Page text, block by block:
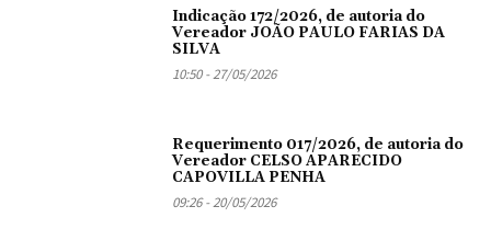
Indicação 172/2026, de autoria do
Vereador JOÃO PAULO FARIAS DA
SILVA
10:50 - 27/05/2026
Requerimento 017/2026, de autoria do
Vereador CELSO APARECIDO
CAPOVILLA PENHA
09:26 - 20/05/2026